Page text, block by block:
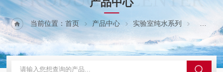
当前位置：首页 产品中心 实验室纯水系列